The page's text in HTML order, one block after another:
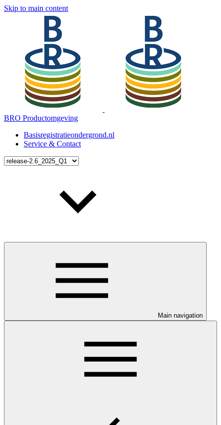
Skip to main content
BRO Productomgeving
Basisregistratieondergrond.nl
Service & Contact
Main navigation